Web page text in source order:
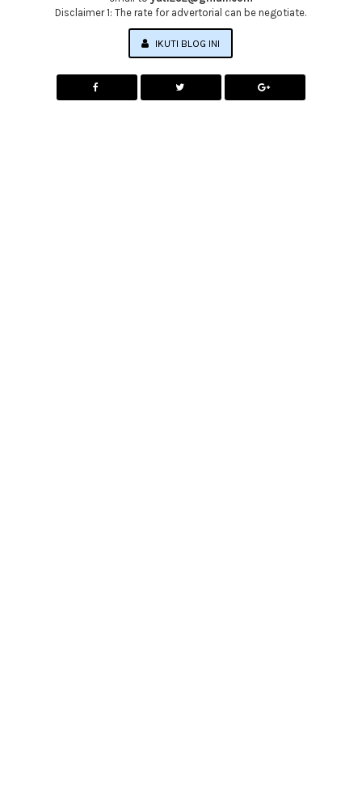
Disclaimer 1: The rate for advertorial can be negotiate.
IKUTI BLOG INI